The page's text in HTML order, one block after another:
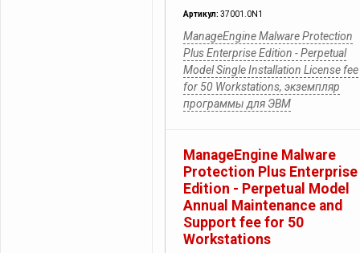
Артикул: 37001.0N1
ManageEngine Malware Protection
Plus Enterprise Edition - Perpetual
Model Single Installation License fee
for 50 Workstations, экземпляр
программы для ЭВМ
ManageEngine Malware
Protection Plus Enterprise
Edition - Perpetual Model
Annual Maintenance and
Support fee for 50
Workstations